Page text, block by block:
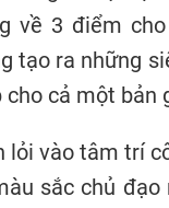
về 3 điểm
tạo ra những
cho cả một
lỏi vào tâm trí
sắc chủ